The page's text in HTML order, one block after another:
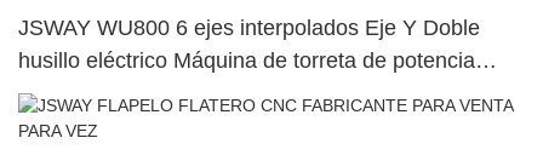
JSWAY WU800 6 ejes interpolados Eje Y Doble
husillo eléctrico Máquina de torreta de potencia
superior dual114